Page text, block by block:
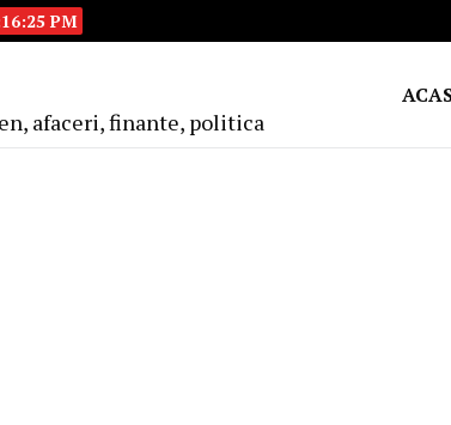
PM
afaceri, finante, politica